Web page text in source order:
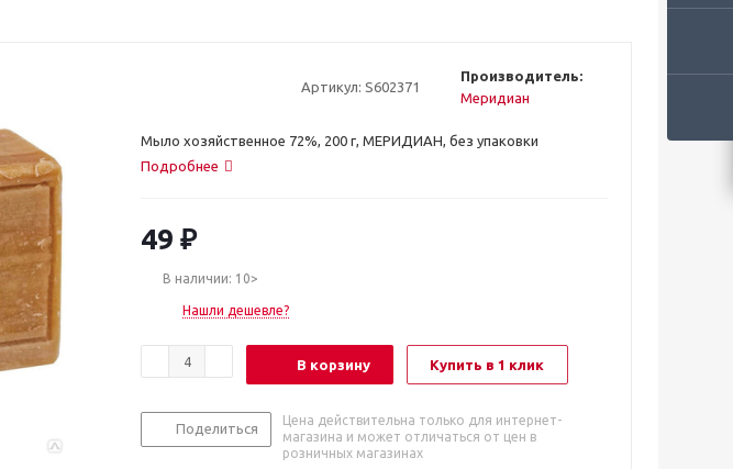
Артикул: S602371
Производитель:
Меридиан
Мыло хозяйственное 72%, 200 г, МЕРИДИАН, без упаковки
Подробнее
49 ₽
В наличии: 10>
Нашли дешевле?
В корзину Купить в 1 клик
Поделиться
Цена действительна только для интернет-
магазина и может отличаться от цен в
розничных магазинах